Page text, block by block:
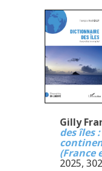
Gilly
des îles
(France
2025,